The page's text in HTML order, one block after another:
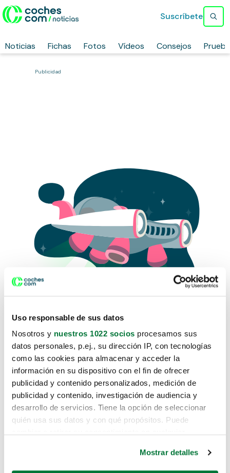
Uso responsable de sus datos
Nosotros y nuestros 1022 socios procesamos sus
datos personales, p.ej., su dirección IP, con tecnologías
como las cookies para almacenar y acceder la
información en su dispositivo con el fin de ofrecer
publicidad y contenido personalizados, medición de
publicidad y contenido, investigación de audiencia y
desarrollo de servicios. Tiene la opción de seleccionar
quién usa sus datos y con qué propósitos. Puede
Mostrar detalles
Noticias Fichas Fotos Vídeos Consejos
Suscríbete
Publicidad
Lo sentimos, no sabemos como
te hemos traido hasta aquí.
Pero puedes encontrar el coche que estás
buscando en alguno de estos enlaces: